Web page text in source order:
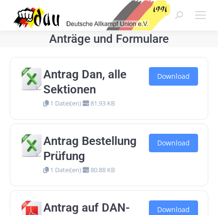
Search:
Anträge und Formulare
Antrag Dan, alle
Sektionen
1 Datei(en) 81.93 KB
Download
Antrag Bestellung
Prüfung
1 Datei(en) 80.88 KB
Download
Antrag auf DAN-
Download